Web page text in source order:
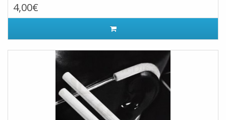
4,00€